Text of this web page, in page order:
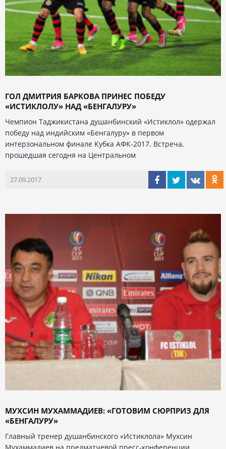
ГОЛ ДМИТРИЯ БАРКОВА ПРИНЕС ПОБЕДУ
«ИСТИКЛОЛУ» НАД «БЕНГАЛУРУ»
Чемпион Таджикистана душанбинский «Истиклол» одержал
победу над индийским «Бенгалуру» в первом
интерзональном финале Кубка АФК-2017. Встреча,
прошедшая сегодня на Центральном
27.09.2017
МУХСИН МУХАММАДИЕВ: «ГОТОВИМ СЮРПРИЗ ДЛЯ
«БЕНГАЛУРУ»
Главный тренер душанбинского «Истиклола» Мухсин